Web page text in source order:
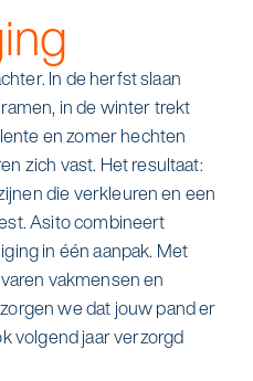
met one go
2023
in 2030 met
In de herfst slaan
in de winter trekt
en zomer hechten
zich vast. Het resultaat:
die verkleuren en een
Asito combineert
in één aanpak. Met
vakmensen en
we dat jouw pand er
volgend jaar verzorgd